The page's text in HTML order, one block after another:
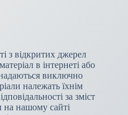
з відкритих джерел
в інтернеті або
надаються виключно
належать їхнім
за зміст
нашому сайті